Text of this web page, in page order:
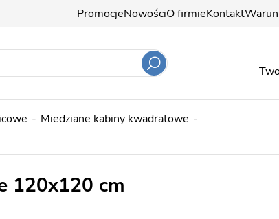
PromocjeNowościO firmieKontakt
Miedziane kabiny kwadratowe
120x120 cm